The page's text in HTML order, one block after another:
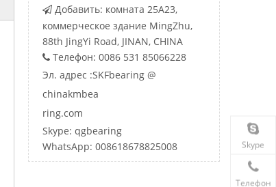
 Добавить: комната 25A23,
коммерческое здание MingZhu,
88th JingYi Road, JINAN, CHINA
 Телефон: 0086 531 85066228
Эл. адрес :SKFbearing @
chinakmbea
ring.com
Skype: qgbearing
WhatsApp: 008618678825008
Skype
Телефон